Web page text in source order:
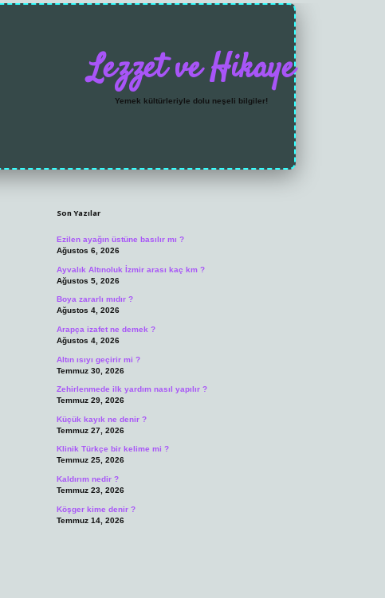
Lezzet ve Hikaye
Yemek kültürleriyle dolu neşeli bilgiler!
Sidebar
Son Yazılar
Ezilen ayağın üstüne basılır mı ?
Ağustos 6, 2026
Ayvalık Altınoluk İzmir arası kaç km ?
Ağustos 5, 2026
Boya zararlı mıdır ?
Ağustos 4, 2026
Arapça izafet ne demek ?
Ağustos 4, 2026
Altın ısıyı geçirir mi ?
Temmuz 30, 2026
Zehirlenmede ilk yardım nasıl yapılır ?
Temmuz 29, 2026
Küçük kayık ne denir ?
Temmuz 27, 2026
Klinik Türkçe bir kelime mi ?
Temmuz 25, 2026
Kaldırım nedir ?
Temmuz 23, 2026
Köşger kime denir ?
Temmuz 14, 2026